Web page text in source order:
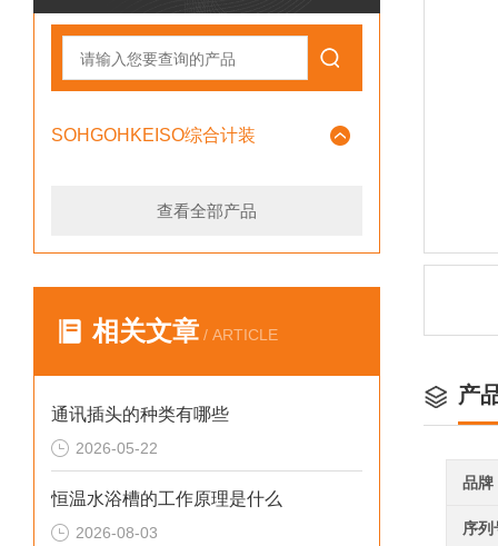
SOHGOHKEISO综合计装
查看全部产品
相关文章 / ARTICLE
通讯插头的种类有哪些
2026-05-22
恒温水浴槽的工作原理是什么
2026-08-03
产
品牌
序列